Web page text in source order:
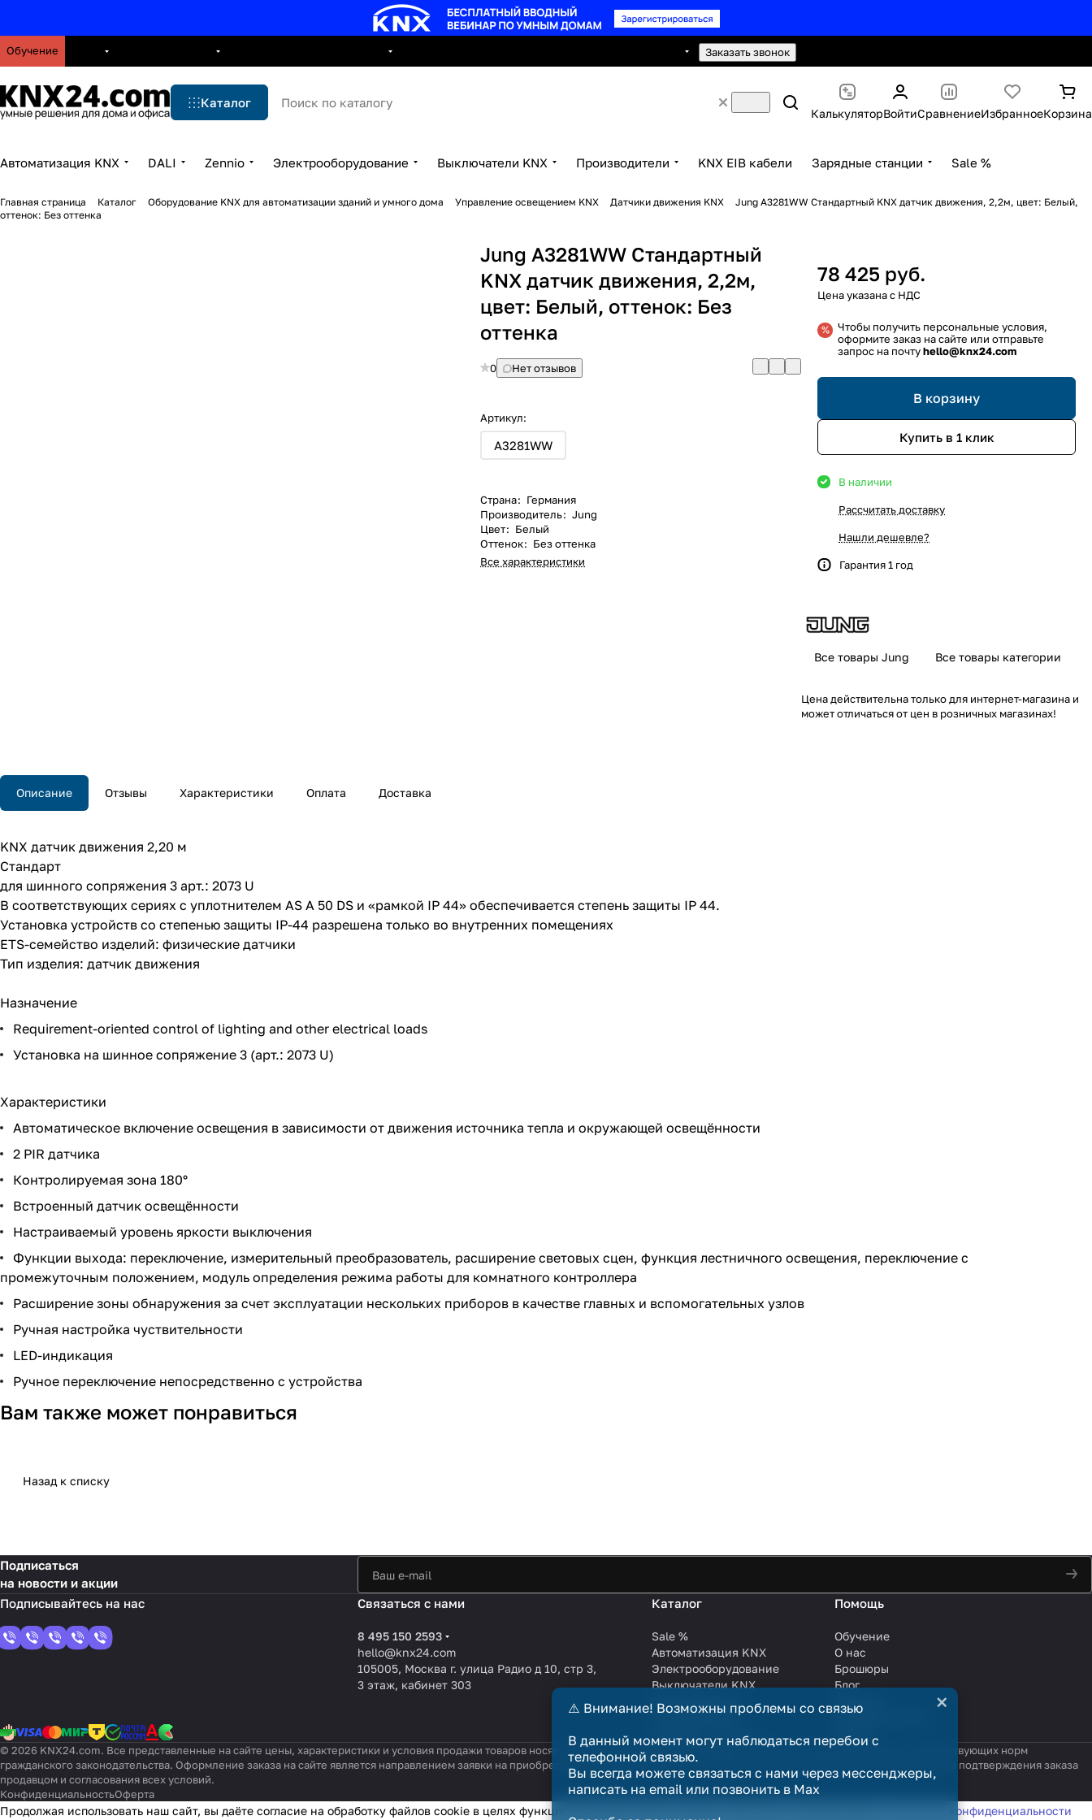
Обучение Заказать звонок
Каталог
КалькуляторВойтиСравнениеИзбранноеКорзина
Автоматизация KNX DALI Zennio Электрооборудование Выключатели KNX Производители KNX EIB кабели Зарядные станции Sale %
Главная страница Каталог Оборудование KNX для автоматизации зданий и умного дома Управление освещением KNX Датчики движения KNX
Jung A3281WW Стандартный KNX датчик движения, 2,2м, цвет: Белый,
оттенок: Без оттенка
Jung A3281WW Стандартный
KNX датчик движения, 2,2м,
цвет: Белый, оттенок: Без
оттенка
0 Нет отзывов
Артикул:
A3281WW
Страна: Германия
Производитель: Jung
Цвет: Белый
Оттенок: Без оттенка
Все характеристики
78 425 руб.
Чтобы получить персональные условия,
оформите заказ на сайте или отправьте
запрос на почтуhello@knx24.com
В корзину
Купить в 1 клик
В наличии
Рассчитать доставку
Нашли дешевле?
Гарантия 1 год
Все товары Jung Все товары категории
Цена действительна только для интернет-магазина и
может отличаться от цен в розничных магазинах!
Описание Отзывы Характеристики Оплата Доставка
KNX датчик движения 2,20 м
Стандарт
для шинного сопряжения 3 арт.: 2073 U
В соответствующих сериях с уплотнителем AS A 50 DS и «рамкой IP 44» обеспечивается степень защиты IP 44.
Установка устройств со степенью защиты IP-44 разрешена только во внутренних помещениях
ETS-семейство изделий: физические датчики
Тип изделия: датчик движения
Назначение
Requirement-oriented control of lighting and other electrical loads
Установка на шинное сопряжение 3 (арт.: 2073 U)
Характеристики
Автоматическое включение освещения в зависимости от движения источника тепла и окружающей освещённости
2 PIR датчика
Контролируемая зона 180°
Встроенный датчик освещённости
Настраиваемый уровень яркости выключения
Функции выхода: переключение, измерительный преобразователь, расширение световых сцен, функция лестничного освещения, переключение с
промежуточным положением, модуль определения режима работы для комнатного контроллера
Расширение зоны обнаружения за счет эксплуатации нескольких приборов в качестве главных и вспомогательных узлов
Ручная настройка чуствительности
LED-индикация
Ручное переключение непосредственно с устройства
Вам также может понравиться
Назад к списку
Подписаться
на новости и акции
Связаться с нами
8 495 150 2593
hello@knx24.com
105005, Москва г. улица Радио д 10, стр 3,
3 этаж, кабинет 303
Каталог
Sale %
Автоматизация KNX
Электрооборудование
Выключатели KNX
Производители
KNX EIB кабели
Зарядные станции
Помощь
Обучение
О нас
Брошюры
Блог
Сотрудничество
Услуги
© 2026 KNX24.com. Все представленные на сайте цены, характеристики и условия продажи товаров носят справочный характер и не являются публичной офертой в смысле соответствующих норм
гражданского законодательства. Оформление заказа на сайте является направлением заявки на приобретение товара. Договор купли-продажи считается заключённым только после подтверждения заказа
продавцом и согласования всех условий.
КонфиденциальностьОферта
⚠️ Внимание! Возможны проблемы со связью
В данный момент могут наблюдаться перебои с
телефонной связью.
Вы всегда можете связаться с нами через мессенджеры,
написать на email или позвонить в Max
×
Продолжая использовать наш сайт, вы даёте согласие на обработку файлов cookie в целях функционирования сайта и сбора статистики в соответствии с политикой конфиденциальности